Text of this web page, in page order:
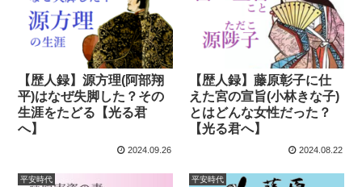
【歴人録】源方理(阿部翔
平)はなぜ失脚した？その
生涯をたどる【光る君
へ】
2024.09.26
【歴人録】藤原彰子に仕
えた宮の宣旨(小林きな子)
とはどんな女性だった？
【光る君へ】
2024.08.22
平安時代 平安時代